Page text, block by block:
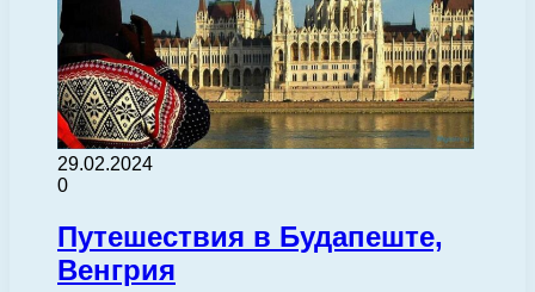
29.02.2024
0
Путешествия в Будапеште,
Венгрия